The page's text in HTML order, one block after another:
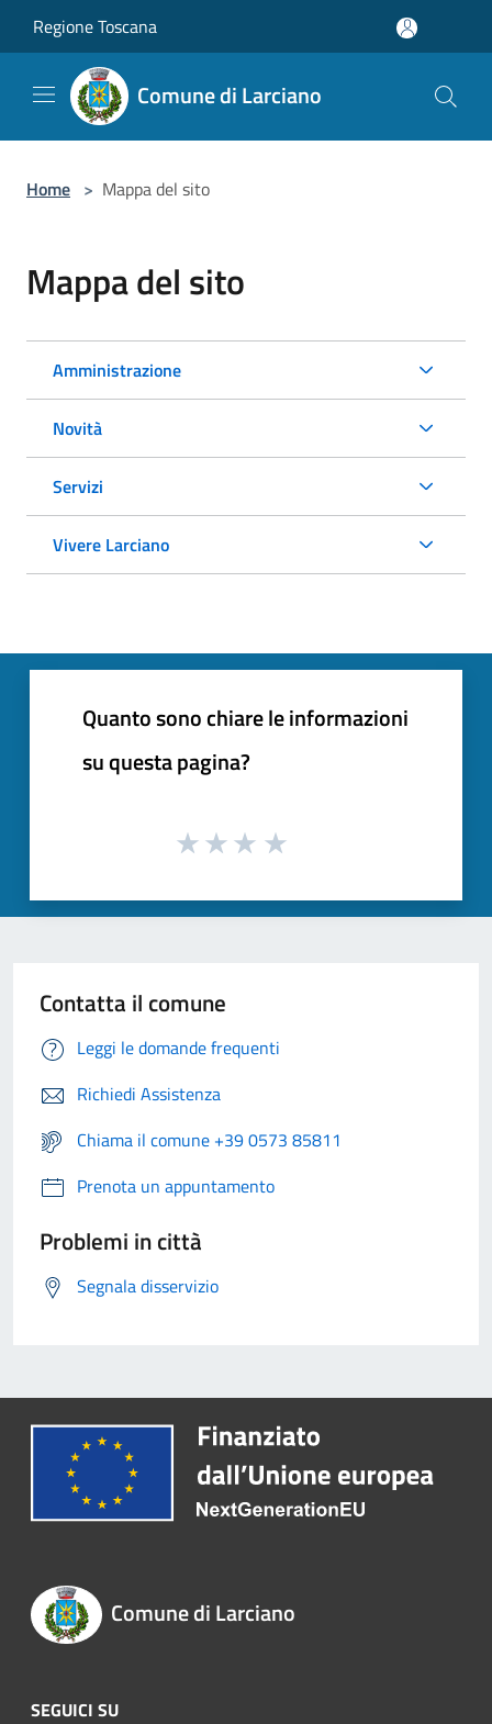
Regione Toscana
Comune di Larciano
Home > Mappa del sito
Mappa del sito
Amministrazione
Novità
Servizi
Vivere Larciano
Quanto sono chiare le informazioni
su questa pagina?
Contatta il comune
Leggi le domande frequenti
Richiedi Assistenza
Chiama il comune +39 0573 85811
Prenota un appuntamento
Problemi in città
Segnala disservizio
Comune di Larciano
SEGUICI SU